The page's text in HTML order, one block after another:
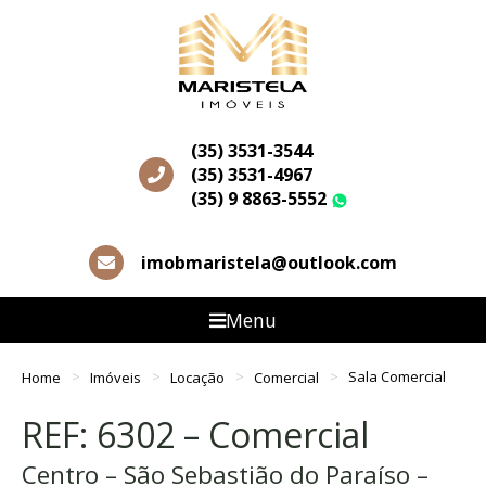
(35) 3531-3544
(35) 3531-4967
(35) 9 8863-5552
imobmaristela@outlook.com
Menu
Home Imóveis Locação Comercial Sala Comercial
REF: 6302 – Comercial
Centro – São Sebastião do Paraíso –